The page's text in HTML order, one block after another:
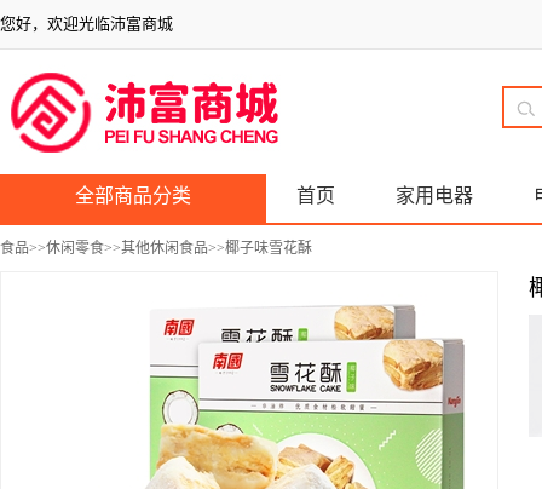
您好，欢迎光临沛富商城
全部商品分类 首页 家用电器
食品>>休闲零食>>其他休闲食品>>椰子味雪花酥